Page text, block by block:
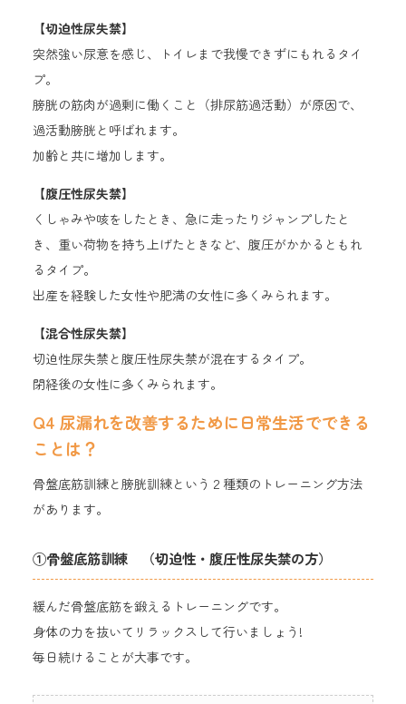
【切迫性尿失禁】
突然強い尿意を感じ、トイレまで我慢できずにもれるタイ
プ。
膀胱の筋肉が過剰に働くこと（排尿筋過活動）が原因で、
過活動膀胱と呼ばれます。
加齢と共に増加します。
【腹圧性尿失禁】
くしゃみや咳をしたとき、急に走ったりジャンプしたと
き、重い荷物を持ち上げたときなど、腹圧がかかるともれ
るタイプ。
出産を経験した女性や肥満の女性に多くみられます。
【混合性尿失禁】
切迫性尿失禁と腹圧性尿失禁が混在するタイプ。
閉経後の女性に多くみられます。
Q4 尿漏れを改善するために日常生活でできる
ことは？
骨盤底筋訓練と膀胱訓練という２種類のトレーニング方法
があります。
①骨盤底筋訓練 （切迫性・腹圧性尿失禁の方）
緩んだ骨盤底筋を鍛えるトレーニングです。
身体の力を抜いてリラックスして行いましょう!
毎日続けることが大事です。